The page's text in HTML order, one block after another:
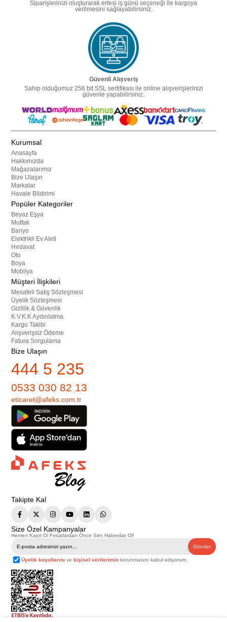
Siparişlerinizi oluşturarak ertesi iş günü seçeneği ile kargoya
verilmesini sağlayabilirsiniz.
Güvenli Alışveriş
Sahip olduğumuz 256 bit SSL sertifikası ile online alışverişlerinizi
güvenle yapabilirsiniz.
Kurumsal
Anasayfa
Hakkımızda
Mağazalarımız
Bize Ulaşın
Markalar
Havale Bildirimi
Popüler Kategoriler
Beyaz Eşya
Mutfak
Banyo
Elektrikli Ev Aleti
Hırdavat
Oto
Boya
Mobilya
Müşteri İlişkileri
Mesafeli Satış Sözleşmesi
Üyelik Sözleşmesi
Gizlilik & Güvenlik
K.V.K.K Aydınlatma
Kargo Takibi
Alışverişsiz Ödeme
Fatura Sorgulama
Bize Ulaşın
444 5 235
0533 030 82 13
eticaret@afeks.com.tr
Takipte Kal
Size Özel Kampanyalar
Hemen Kayıt Ol Fırsatlardan Önce Sen Haberdar Ol!
Gönder
Üyelik koşullarını vekişisel verilerimin korunmasını kabul ediyorum.